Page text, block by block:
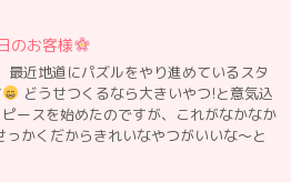
のお客様
最近地道にパズルをやり進めているスタ
どうせつくるなら大きいやつ!と意気込
ースを始めたのですが、これがなかなか
っかくだからきれいなやつがいいな〜と